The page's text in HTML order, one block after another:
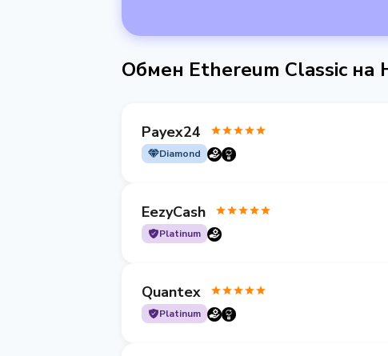
Обмен Ethereum Classic
Payex24
Diamond
EezyCash
Platinum
Quantex
Platinum